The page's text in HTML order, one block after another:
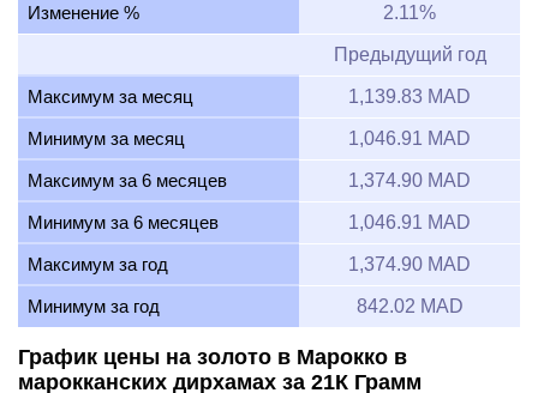
Изменение % 2.11%
Предыдущий год
Максимум за месяц 1,139.83 MAD
Минимум за месяц 1,046.91 MAD
Максимум за 6 месяцев 1,374.90 MAD
Минимум за 6 месяцев 1,046.91 MAD
Максимум за год 1,374.90 MAD
Минимум за год 842.02 MAD
График цены на золото в Марокко в
марокканских дирхамах за 21К Грамм